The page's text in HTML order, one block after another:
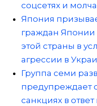
соцсетях и
Япония
граждан Японии
этой страны в
агрессии в
Группа семи
предупреждает
санкциях в